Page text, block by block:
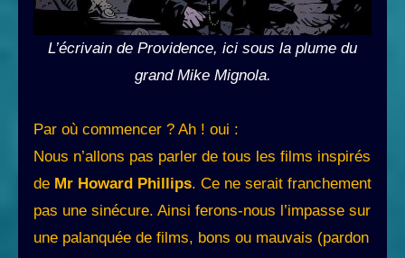
L’écrivain de Providence, ici sous la plume du
grand Mike Mignola.
Par où commencer ? Ah ! oui :
Nous n’allons pas parler de tous les films inspirés
de Mr Howard Phillips. Ce ne serait franchement
pas une sinécure. Ainsi ferons-nous l’impasse sur
une palanquée de films, bons ou mauvais (pardon